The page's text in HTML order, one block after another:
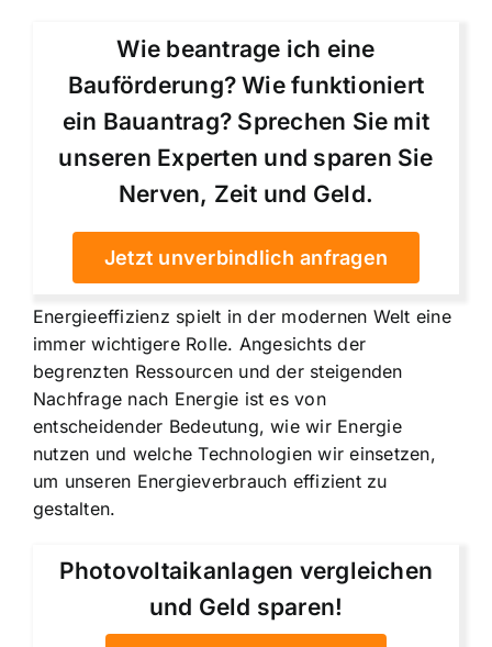
Wie beantrage ich eine
Bauförderung? Wie funktioniert
ein Bauantrag? Sprechen Sie mit
unseren Experten und sparen Sie
Nerven, Zeit und Geld.
Jetzt unverbindlich anfragen
Energieeffizienz spielt in der modernen Welt eine
immer wichtigere Rolle. Angesichts der
begrenzten Ressourcen und der steigenden
Nachfrage nach Energie ist es von
entscheidender Bedeutung, wie wir Energie
nutzen und welche Technologien wir einsetzen,
um unseren Energieverbrauch effizient zu
gestalten.
Photovoltaikanlagen vergleichen
und Geld sparen!